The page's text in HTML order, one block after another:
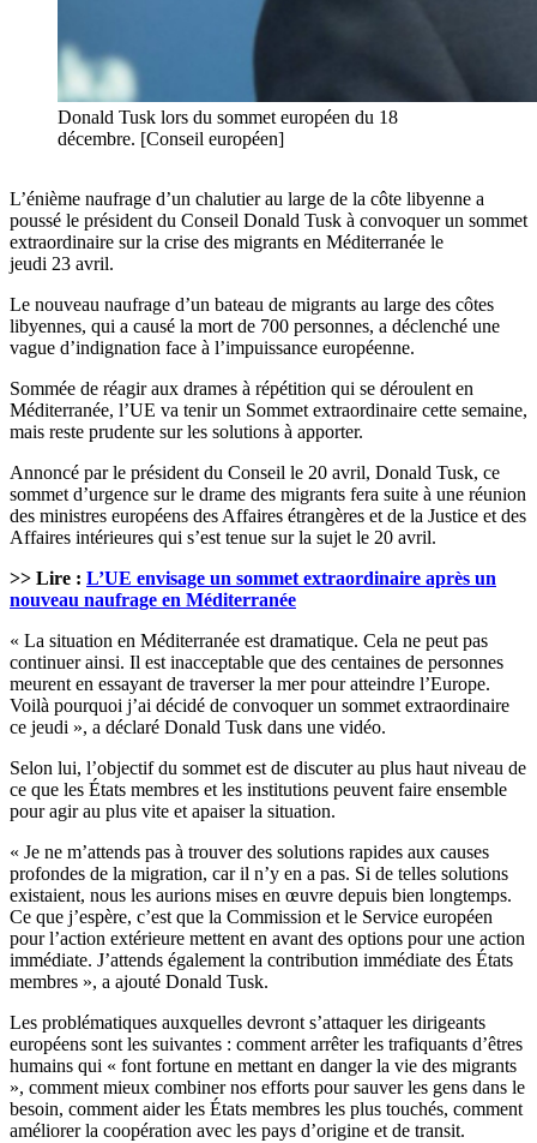
Donald Tusk lors du sommet européen du 18
décembre. [Conseil européen]
L’énième naufrage d’un chalutier au large de la côte libyenne a
poussé le président du Conseil Donald Tusk à convoquer un sommet
extraordinaire sur la crise des migrants en Méditerranée le
jeudi 23 avril.
Le nouveau naufrage d’un bateau de migrants au large des côtes
libyennes, qui a causé la mort de 700 personnes, a déclenché une
vague d’indignation face à l’impuissance européenne.
Sommée de réagir aux drames à répétition qui se déroulent en
Méditerranée, l’UE va tenir un Sommet extraordinaire cette semaine,
mais reste prudente sur les solutions à apporter.
Annoncé par le président du Conseil le 20 avril, Donald Tusk, ce
sommet d’urgence sur le drame des migrants fera suite à une réunion
des ministres européens des Affaires étrangères et de la Justice et des
Affaires intérieures qui s’est tenue sur la sujet le 20 avril.
>> Lire : L’UE envisage un sommet extraordinaire après un
nouveau naufrage en Méditerranée
« La situation en Méditerranée est dramatique. Cela ne peut pas
continuer ainsi. Il est inacceptable que des centaines de personnes
meurent en essayant de traverser la mer pour atteindre l’Europe.
Voilà pourquoi j’ai décidé de convoquer un sommet extraordinaire
ce jeudi », a déclaré Donald Tusk dans une vidéo.
Selon lui, l’objectif du sommet est de discuter au plus haut niveau de
ce que les États membres et les institutions peuvent faire ensemble
pour agir au plus vite et apaiser la situation.
« Je ne m’attends pas à trouver des solutions rapides aux causes
profondes de la migration, car il n’y en a pas. Si de telles solutions
existaient, nous les aurions mises en œuvre depuis bien longtemps.
Ce que j’espère, c’est que la Commission et le Service européen
pour l’action extérieure mettent en avant des options pour une action
immédiate. J’attends également la contribution immédiate des États
membres », a ajouté Donald Tusk.
Les problématiques auxquelles devront s’attaquer les dirigeants
européens sont les suivantes : comment arrêter les trafiquants d’êtres
humains qui « font fortune en mettant en danger la vie des migrants
», comment mieux combiner nos efforts pour sauver les gens dans le
besoin, comment aider les États membres les plus touchés, comment
améliorer la coopération avec les pays d’origine et de transit.